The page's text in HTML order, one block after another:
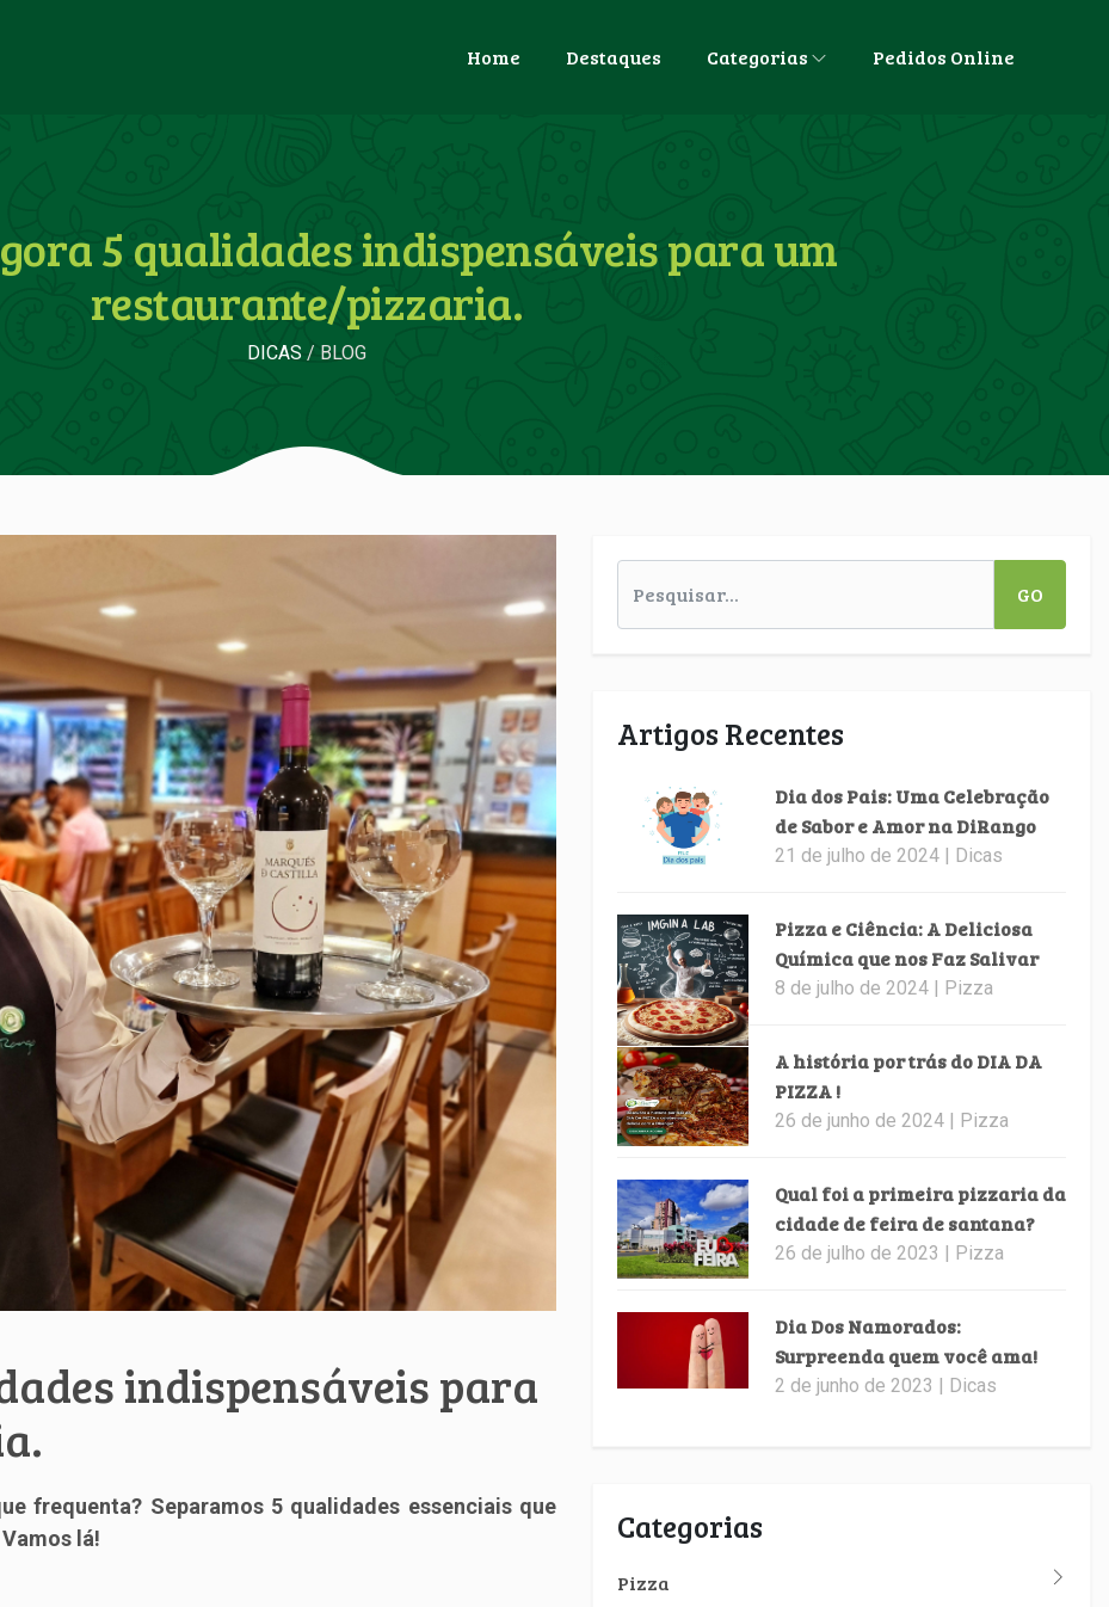
Home Destaques Categorias Pedidos Online
5 qualidades indispensáveis para um
restaurante/pizzaria.
DICAS / BLOG
indispensáveis para
frequenta? Separamos 5 qualidades essenciaisque
lá!
GO
Artigos Recentes
Dia dos Pais: Uma Celebração
de Sabor e Amor na DiRango
21 de julho de 2024 | Dicas
Pizza e Ciência: A Deliciosa
Química que nos Faz Salivar
8 de julho de 2024 | Pizza
A história por trás do DIA DA
PIZZA !
26 de junho de 2024 | Pizza
Qual foi a primeira pizzaria da
cidade de feira de santana?
26 de julho de 2023 | Pizza
Dia Dos Namorados:
Surpreenda quem você ama!
2 de junho de 2023 | Dicas
Categorias
Pizza